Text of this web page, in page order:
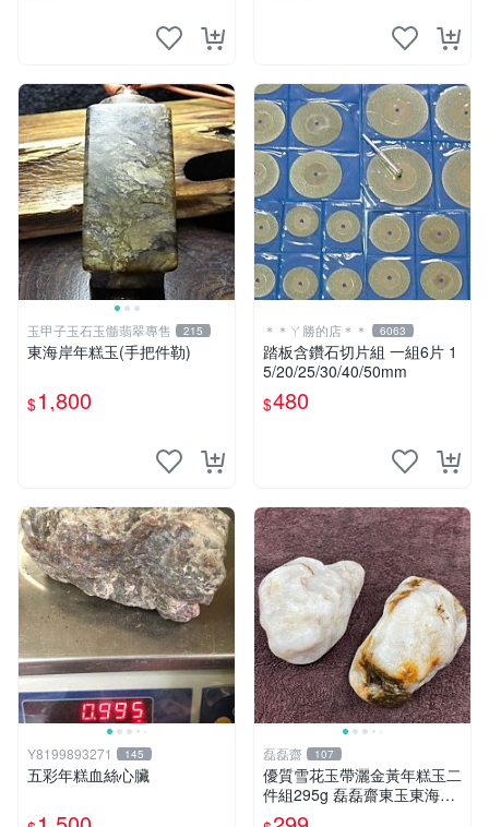
玉甲子玉石玉髓翡翠專售 215
東海岸年糕玉(手把件勒)
$1,800
＊＊ㄚ勝的店＊＊ 6063
踏板含鑽石切片組 一組6片 1
5/20/25/30/40/50mm
$480
Y8199893271 145
五彩年糕血絲心臟
磊磊齋 107
優質雪花玉帶灑金黃年糕玉二
件組295g 磊磊齋東玉東海岸
心臟石皮蛋青老麥芽黑鬼年糕